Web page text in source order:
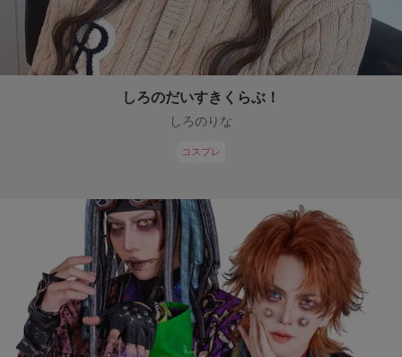
しろのだいすきくらぶ！
しろのりな
コスプレ